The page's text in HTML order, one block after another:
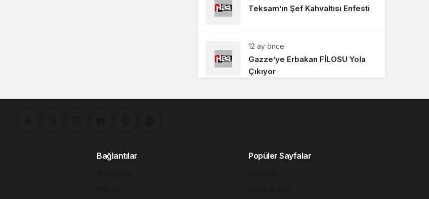
Teksam’ın Şef Kahvaltısı Enfesti
12 ay önce
Gazze’ye Erbakan FİLOSU Yola
Çıkıyor
Bağlantılar Popüler Sayfalar